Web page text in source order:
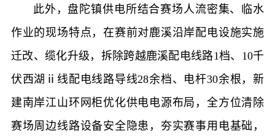
此外，盘陀镇供电所结合赛场人流密集、临水
作业的现场特点，在赛前对鹿溪沿岸配电设施实施
迁改、缆化升级，拆除跨越鹿溪配电线路1档、10千
伏西湖ⅱ线配电线路导线28余档、电杆30余根，新
建南岸江山环网柜优化供电电源布局，全方位清除
赛场周边线路设备安全隐患，夯实赛事用电基础，